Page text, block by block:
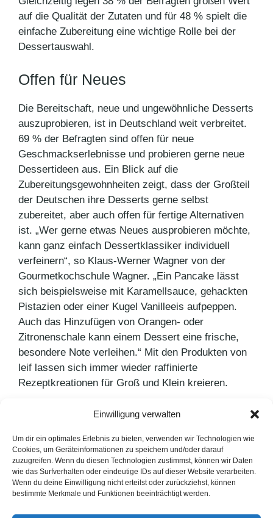
Einwilligung verwalten
Um dir ein optimales Erlebnis zu bieten, verwenden wir Technologien wie
Cookies, um Geräteinformationen zu speichern und/oder darauf
zuzugreifen. Wenn du diesen Technologien zustimmst, können wir Daten
wie das Surfverhalten oder eindeutige IDs auf dieser Website verarbeiten.
Wenn du deine Einwilligung nicht erteilst oder zurückziehst, können
bestimmte Merkmale und Funktionen beeinträchtigt werden.
auf die Qualität der Zutaten und für 48 % spielt die
einfache Zubereitung eine wichtige Rolle bei der
Dessertauswahl.
Offen für Neues
Die Bereitschaft, neue und ungewöhnliche Desserts
auszuprobieren, ist in Deutschland weit verbreitet.
69 % der Befragten sind offen für neue
Geschmackserlebnisse und probieren gerne neue
Dessertideen aus. Ein Blick auf die
Zubereitungsgewohnheiten zeigt, dass der Großteil
der Deutschen ihre Desserts gerne selbst
zubereitet, aber auch offen für fertige Alternativen
ist. „Wer gerne etwas Neues ausprobieren möchte,
kann ganz einfach Dessertklassiker individuell
verfeinern“, so Klaus-Werner Wagner von der
Gourmetkochschule Wagner. „Ein Pancake lässt
sich beispielsweise mit Karamellsauce, gehackten
Pistazien oder einer Kugel Vanilleeis aufpeppen.
Auch das Hinzufügen von Orangen- oder
Zitronenschale kann einem Dessert eine frische,
besondere Note verleihen.“ Mit den Produkten von
leif lassen sich immer wieder raffinierte
Rezeptkreationen für Groß und Klein kreieren.
Pressemitteilungen
Schlagwörter
Dessert,Leif,Umfrage
Stilvolles Design trifft auf Funktionalität
Mitsubishi Motors in Deutschland